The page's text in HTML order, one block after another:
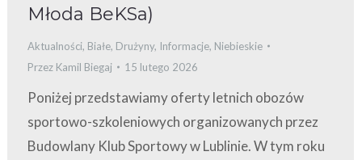
Młoda BeKSa)
Aktualności, Białe, Drużyny, Informacje, Niebieskie
Przez Kamil Biegaj 15 lutego 2026
Poniżej przedstawiamy oferty letnich obozów
sportowo-szkoleniowych organizowanych przez
Budowlany Klub Sportowy w Lublinie. W tym roku